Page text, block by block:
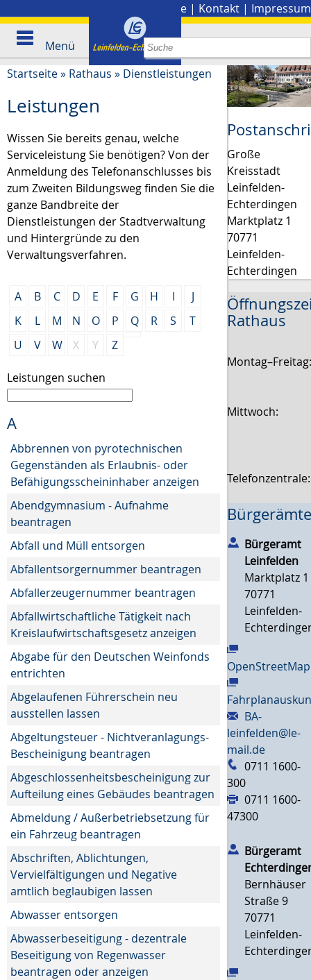
Presse | Kontakt | Impressum
Menü
Startseite» Rathaus » Dienstleistungen
Leistungen
Wissen Sie bereits genau, welche
Serviceleistung Sie benötigen? Von der
Anmeldung des Telefonanschlusses bis
zum Zweiten Bildungsweg finden Sie die
ganze Bandbreite der
Dienstleistungen der Stadtverwaltung
und Hintergründe zu den
Verwaltungsverfahren.
A B C D E F G H I
J
K
L M N O P Q R S
T
U
V W X Y Z
Leistungen suchen
A
Abbrennen von pyrotechnischen
Gegenständen als Erlaubnis- oder
Befähigungsscheininhaber anzeigen
Abendgymnasium - Aufnahme
beantragen
Abfall und Müll entsorgen
Abfallentsorgernummer beantragen
Abfallerzeugernummer beantragen
Abfallwirtschaftliche Tätigkeit nach
Kreislaufwirtschaftsgesetz anzeigen
Abgabe für den Deutschen Weinfonds
entrichten
Abgelaufenen Führerschein neu
ausstellen lassen
Abgeltungsteuer - Nichtveranlagungs-
Bescheinigung beantragen
Abgeschlossenheitsbescheinigung zur
Aufteilung eines Gebäudes beantragen
Abmeldung / Außerbetriebsetzung für
ein Fahrzeug beantragen
Abschriften, Ablichtungen,
Vervielfältigungen und Negative
amtlich beglaubigen lassen
Abwasser entsorgen
Abwasserbeseitigung - dezentrale
Beseitigung von Regenwasser
beantragen oder anzeigen
Große
Kreisstadt
Leinfelden-
Echterdingen
Marktplatz 1
70771
Leinfelden-
Echterdingen
Rathaus
Mittwoch:
Bürgeramt
Leinfelden
Marktplatz 1
70771
Leinfelden-
OpenStreetMap
BA-
leinfelden@le-
mail.de
0711 1600-
300
0711 1600-
47300
Bürgeramt
Bernhäuser
Straße 9
70771
Leinfelden-